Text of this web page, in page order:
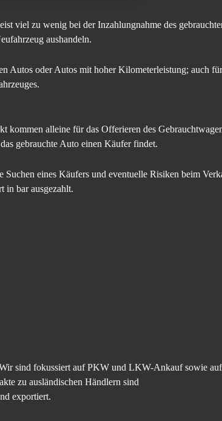
viel zu wenig bei der Inzahlungnahme des
aushandeln.
Autos oder Autos mit hoher Kilometerleistung; auch
alleine für das Offerieren des
gebrauchte Auto einen Käufer findet.
eines Käufers und eventuelle Risiken beim
in bar ausgezahlt.
sind fokussiert auf PKW und LKW-Ankauf sowie
zu ausländischen Händlern sind
exportiert.